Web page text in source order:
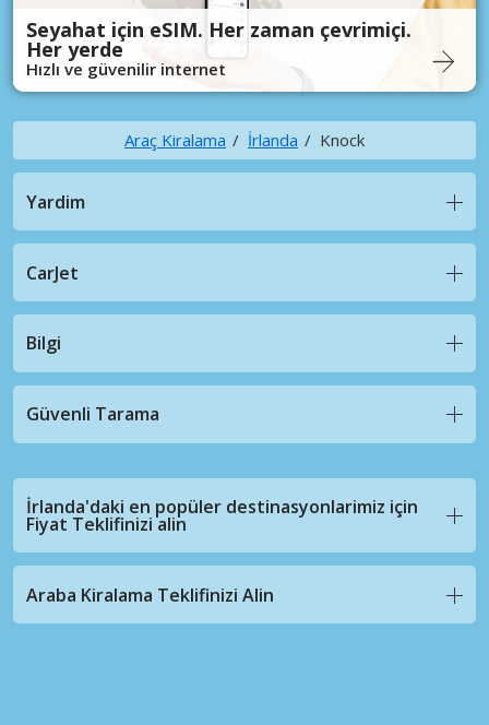
Seyahat için eSIM. Her zaman çevrimiçi.
Her yerde
Hızlı ve güvenilir internet
Araç Kiralama İrlanda Knock
Yardim
CarJet
Bilgi
Güvenli Tarama
İrlanda'daki en popüler destinasyonlarimiz için
Fiyat Teklifinizi alin
Araba Kiralama Teklifinizi Alin